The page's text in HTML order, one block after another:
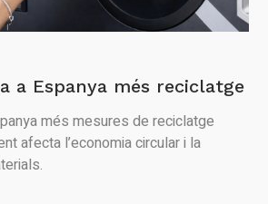
a Espanya més reciclatge
més mesures de reciclatge
afecta l’economia circular i la